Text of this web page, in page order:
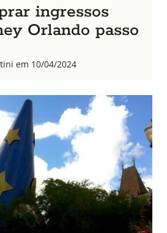
ingressos
Orlando passo
em 10/04/2024